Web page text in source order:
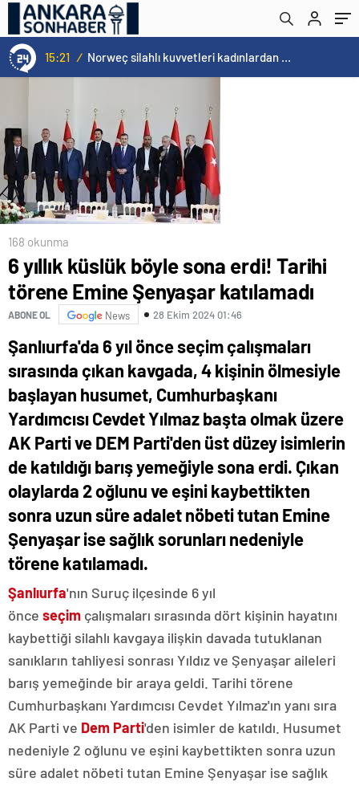
15:21 / Norweç silahlı kuvvetleri kadınlardan oluşan özel kuvvetler eğitimlerini başlattı.
168 okunma
6 yıllık küslük böyle sona erdi! Tarihi
törene Emine Şenyaşar katılamadı
ABONE OL News 28 Ekim 2024 01:46
Şanlıurfa'da 6 yıl önce seçim çalışmaları
sırasında çıkan kavgada, 4 kişinin ölmesiyle
başlayan husumet, Cumhurbaşkanı
Yardımcısı Cevdet Yılmaz başta olmak üzere
AK Parti ve DEM Parti'den üst düzey isimlerin
de katıldığı barış yemeğiyle sona erdi. Çıkan
olaylarda 2 oğlunu ve eşini kaybettikten
sonra uzun süre adalet nöbeti tutan Emine
Şenyaşar ise sağlık sorunları nedeniyle
törene katılamadı.
Şanlıurfa'nın Suruç ilçesinde 6 yıl
önce seçim çalışmaları sırasında dört kişinin hayatını
kaybettiği silahlı kavgaya ilişkin davada tutuklanan
sanıkların tahliyesi sonrası Yıldız ve Şenyaşar aileleri
barış yemeğinde bir araya geldi. Tarihi törene
Cumhurbaşkanı Yardımcısı Cevdet Yılmaz'ın yanı sıra
AK Parti ve Dem Parti'den isimler de katıldı. Husumet
nedeniyle 2 oğlunu ve eşini kaybettikten sonra uzun
süre adalet nöbeti tutan Emine Şenyaşar ise sağlık